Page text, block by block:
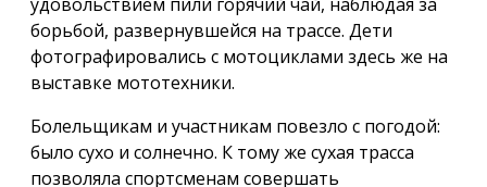
борьбой, развернувшейся на трассе. Дети
фотографировались с мотоциклами здесь же на
выставке мототехники.
Болельщикам и участникам повезло с погодой:
было сухо и солнечно. К тому же сухая трасса
позволяла спортсменам совершать